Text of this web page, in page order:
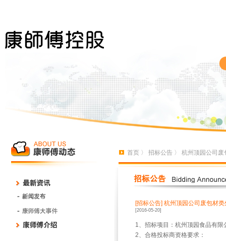
首页 〉 招标公告 〉 杭州顶园公司
[招标公告] 杭州顶园公司废包材
[2016-05-20]
1、招标项目：杭州顶园食品有
2、合格投标商资格要求：